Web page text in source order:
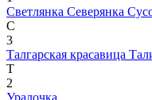
Светлянка Северянка
С
3
Талгарская красавица
Т
2
Уралочка